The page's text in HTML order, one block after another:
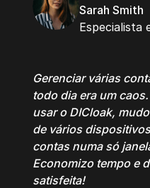
Sarah Smith
Especialista
Gerenciar várias
todo dia era um
usar o DICloak,
de vários
contas numa só
Economizo tempo e
satisfeita!